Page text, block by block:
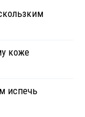
коже
испечь